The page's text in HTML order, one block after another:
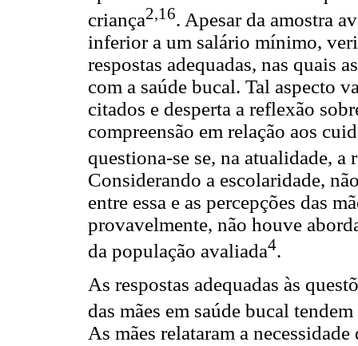
criança2,16. Apesar da amostra
inferior a um salário mínimo,
respostas adequadas, nas quais
com a saúde bucal. Tal aspecto
citados e desperta a reflexão
compreensão em relação aos
questiona-se se, na atualidade, a
Considerando a escolaridade,
entre essa e as percepções das
provavelmente, não houve
da população avaliada4.
As respostas adequadas às
das mães em saúde bucal
As mães relataram a